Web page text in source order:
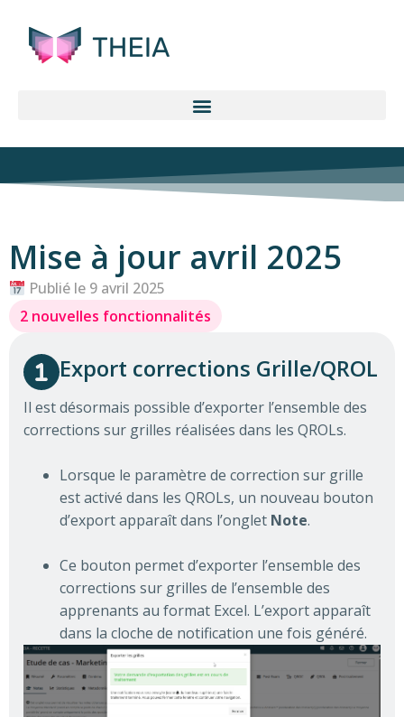
Mise à jour avril 2025
Publié le 9 avril 2025
2 nouvelles fonctionnalités
Export corrections Grille/QROL
Il est désormais possible d’exporter l’ensemble des
corrections sur grilles réalisées dans les QROLs.
Lorsque le paramètre de correction sur grille
est activé dans les QROLs, un nouveau bouton
d’export apparaît dans l’onglet Note.
Ce bouton permet d’exporter l’ensemble des
corrections sur grilles de l’ensemble des
apprenants au format Excel. L’export apparaît
dans la cloche de notification une fois généré.